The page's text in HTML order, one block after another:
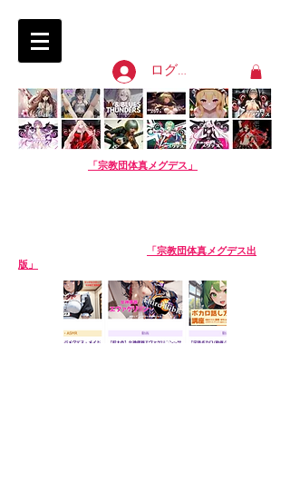
ログイン
「宗教団体真メグデス」
「宗教団体真メグデス出
版」